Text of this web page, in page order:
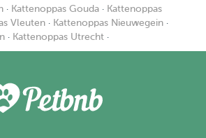
· Kattenoppas Gouda · Kattenoppas
Vleuten · Kattenoppas Nieuwegein ·
· Kattenoppas Utrecht ·